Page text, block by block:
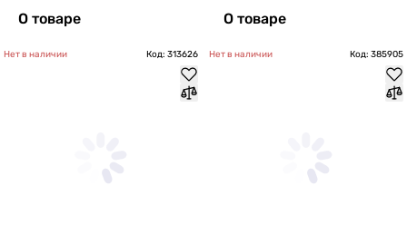
О товаре О товаре
Нет в наличии Код: 313626 Нет в наличии Код: 385905